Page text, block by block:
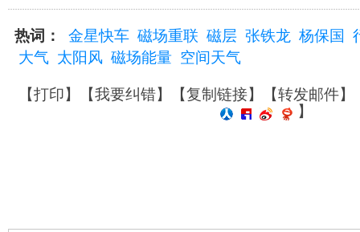
热词： 金星快车 磁场重联 磁层 张铁龙 杨保国
大气 太阳风 磁场能量 空间天气
【打印】【我要纠错】【复制链接】【转发邮件】
】